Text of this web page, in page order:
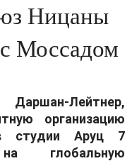
Ницаны
Моссадом
Лейтнер,
организацию
студии Аруц 7
глобальную